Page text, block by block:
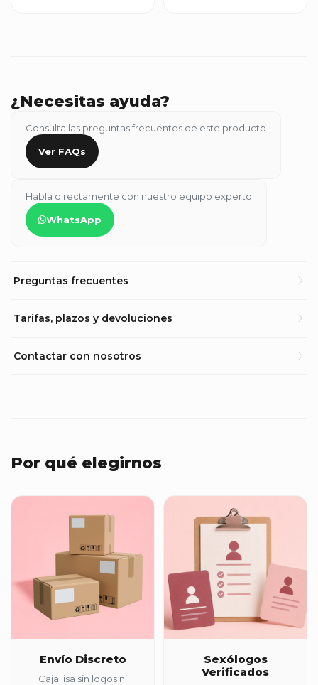
¿Necesitas ayuda?
Consulta las preguntas frecuentes de este producto
Ver FAQs
Habla directamente con nuestro equipo experto
WhatsApp
Preguntas frecuentes
Tarifas, plazos y devoluciones
Contactar con nosotros
Por qué elegirnos
Envío Discreto
Caja lisa sin logos ni
Sexólogos
Verificados